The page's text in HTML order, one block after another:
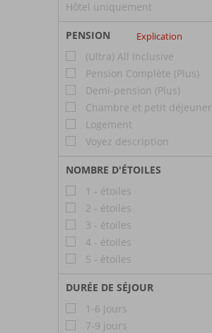
Hôtel uniquement
PENSION Explication
(Ultra) All Inclusive
Pension Complète (Plus)
Demi-pension (Plus)
Chambre et petit déjeuner
Logement
Voyez description
NOMBRE D'ÉTOILES
1 - étoiles
2 - étoiles
3 - étoiles
4 - étoiles
5 - étoiles
DURÉE DE SÉJOUR
1-6 jours
7-9 jours